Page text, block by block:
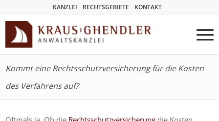
KANZLEI RECHTSGEBIETE KONTAKT
Kommt eine Rechtsschutzversicherung für die Kosten
des Verfahrens auf?